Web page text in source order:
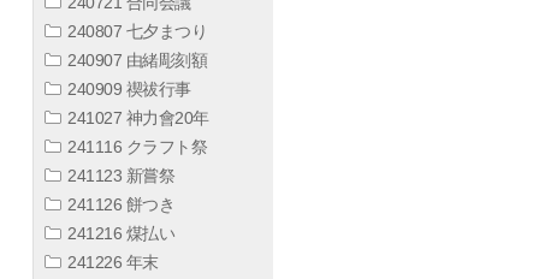
240807 七夕まつり
240907 由緒彫刻額
240909 禊祓行事
241027 神力會20年
241116 クラフト祭
241123 新嘗祭
241126 餅つき
241216 煤払い
241226 年末